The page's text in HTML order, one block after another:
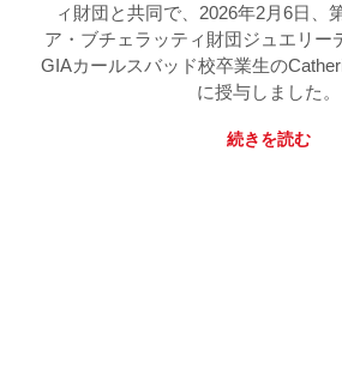
ィ財団と共同で、2026年2月6日、
ア・ブチェラッティ財団ジュエリー
GIAカールスバッド校卒業生の
に授与しました。
続きを読む